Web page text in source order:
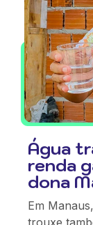
Água
renda
dona
Em